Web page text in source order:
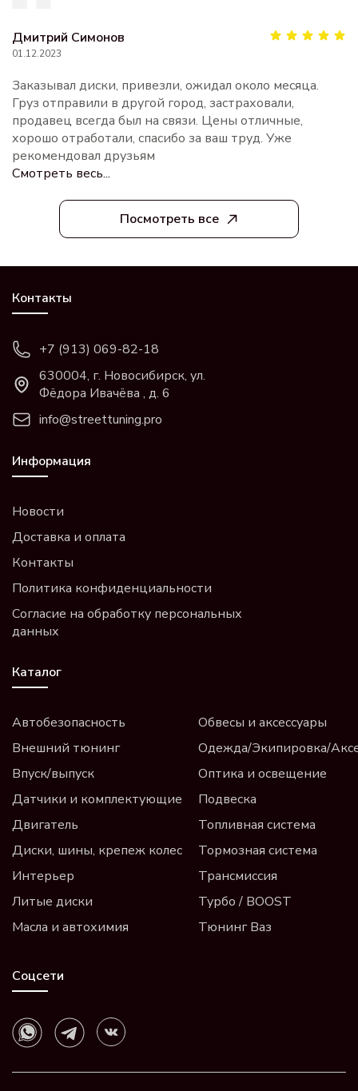
Посмотреть все
Дмитрий Симонов
01.12.2023
Заказывал диски, привезли, ожидал около месяца.
Груз отправили в другой город, застраховали,
продавец всегда был на связи. Цены отличные,
хорошо отработали, спасибо за ваш труд. Уже
рекомендовал друзьям
Смотреть весь...
Контакты
+7 (913) 069-82-18
630004, г. Новосибирск, ул.
Фёдора Ивачёва , д. 6
info@streettuning.pro
Информация
Новости
Доставка и оплата
Контакты
Политика конфиденциальности
Согласие на обработку персональных
данных
Каталог
Автобезопасность
Внешний тюнинг
Впуск/выпуск
Датчики и комплектующие
Двигатель
Диски, шины, крепеж колес
Интерьер
Литые диски
Масла и автохимия
Обвесы и аксессуары
Одежда/Экипировка/
Оптика и освещение
Подвеска
Топливная система
Тормозная система
Трансмиссия
Турбо / BOOST
Тюнинг Ваз
Соцсети